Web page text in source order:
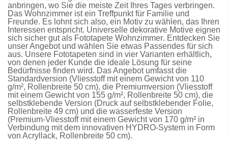
anbringen, wo Sie die meiste Zeit Ihres Tages verbringen.
Das Wohnzimmer ist ein Treffpunkt für Familie und
Freunde. Es lohnt sich also, ein Motiv zu wählen, das Ihren
Interessen entspricht. Universelle dekorative Motive eignen
sich sicher gut als Fototapete Wohnzimmer. Entdecken Sie
unser Angebot und wählen Sie etwas Passendes für sich
aus. Unsere Fototapeten sind in vier Varianten erhältlich,
von denen jeder Kunde die ideale Lösung für seine
Bedürfnisse finden wird. Das Angebot umfasst die
Standardversion (Vliesstoff mit einem Gewicht von 110
g/m², Rollenbreite 50 cm), die Premiumversion (Vliesstoff
mit einem Gewicht von 155 g/m², Rollenbreite 50 cm), die
selbstklebende Version (Druck auf selbstklebender Folie,
Rollenbreite 49 cm) und die wasserfeste Version
(Premium-Vliesstoff mit einem Gewicht von 170 g/m² in
Verbindung mit dem innovativen HYDRO-System in Form
von Acryllack, Rollenbreite 50 cm).